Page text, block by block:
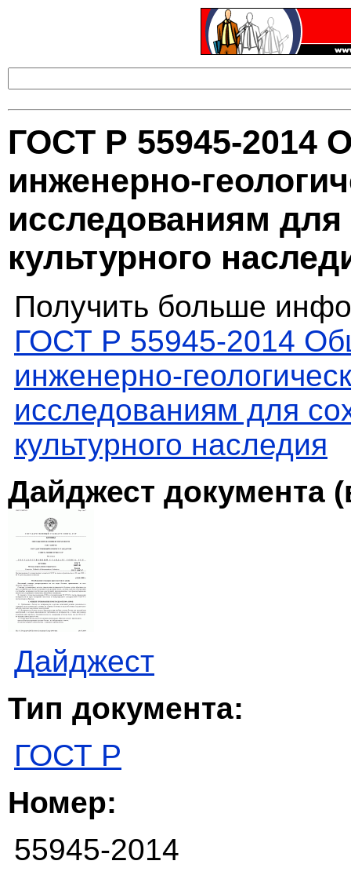
ГОСТ Р 55945-2014
инженерно-
исследованиям
культурного
Получить больше
ГОСТ Р 55945-2014
инженерно-
исследованиям для
культурного наследия
Дайджест документа
Дайджест
Тип документа:
ГОСТ Р
Номер:
55945-2014